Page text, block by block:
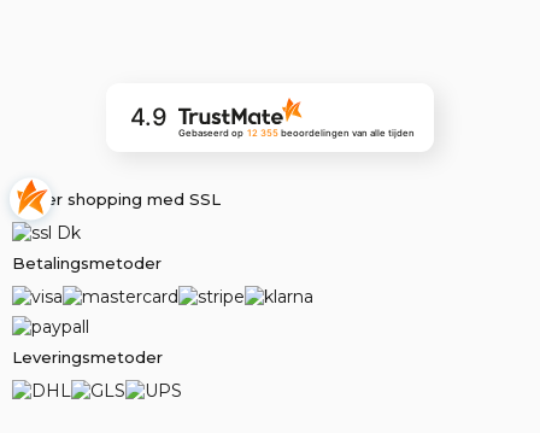
4.9
Gebaseerd op 12 355 beoordelingenvan alle tijden
Sikker shopping med SSL
Betalingsmetoder
Leveringsmetoder